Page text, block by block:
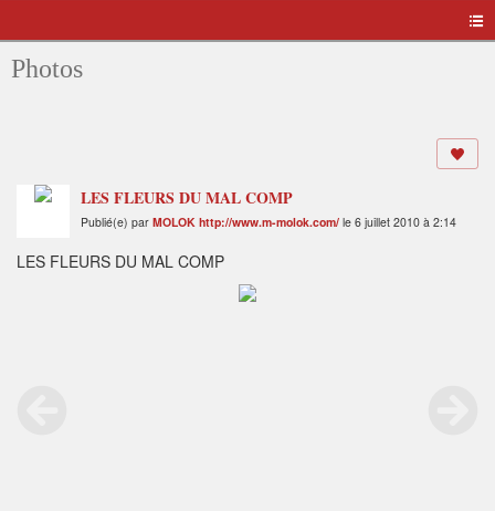
Photos
LES FLEURS DU MAL COMP
Publié(e) par MOLOK http://www.m-molok.com/ le 6 juillet 2010 à 2:14
LES FLEURS DU MAL COMP